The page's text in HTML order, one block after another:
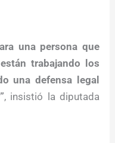
una persona que
trabajando los
una defensa legal
, insistió la diputada